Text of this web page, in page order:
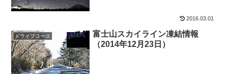
2016.03.01
ドライブコース
富士山スカイライン凍結情報
（2014年12月23日）